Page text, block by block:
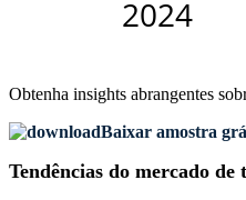
Obtenha insights abrangentes
Baixar amostra
Tendências do mercado de